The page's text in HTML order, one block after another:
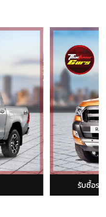
รับซื้อรถกระบะอีซูซุ ดีแม็ก